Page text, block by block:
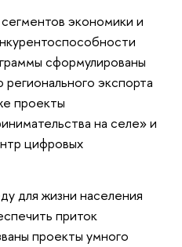
экономики и
сформулированы
экспорта
проекты
на селе» и
цифровых
для жизни населения
приток
проекты умного